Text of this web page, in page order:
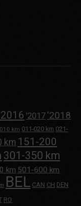
'2017 '2018
km 011-020 km 021-
km 151-200
301-350 km
km 501-600 km
BEL CAN CH DEN
RO